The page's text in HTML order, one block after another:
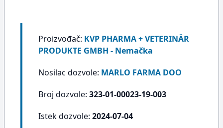
Proizvođač: KVP PHARMA + VETERINÄR
PRODUKTE GMBH - Nemačka
Nosilac dozvole: MARLO FARMA DOO
Broj dozvole: 323-01-00023-19-003
Istek dozvole: 2024-07-04